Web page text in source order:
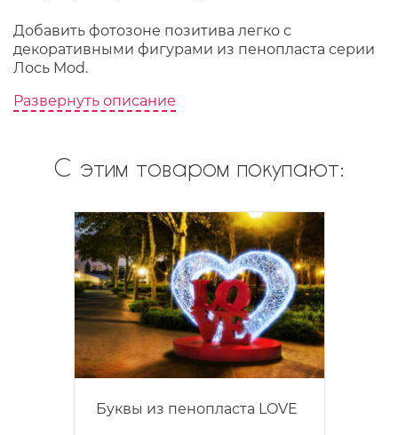
Добавить фотозоне позитива легко с
декоративными фигурами из пенопласта серии
Лось Mod.
Развернуть описание
С этим товаром покупают:
Буквы из пенопласта LOVE